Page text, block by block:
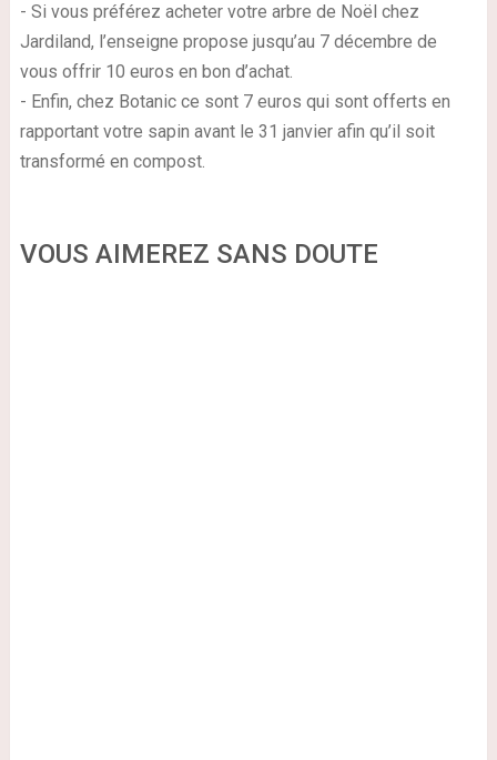
- Si vous préférez acheter votre arbre de Noël chez
Jardiland, l’enseigne propose jusqu’au 7 décembre de
vous offrir 10 euros en bon d’achat.
- Enfin, chez Botanic ce sont 7 euros qui sont offerts en
rapportant votre sapin avant le 31 janvier afin qu’il soit
transformé en compost.
VOUS AIMEREZ SANS DOUTE